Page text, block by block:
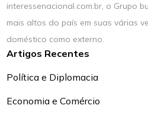
interessenacional.com.br, o Grupo
mais altos do país em suas várias
doméstico como externo.
Artigos Recentes
Política e Diplomacia
Economia e Comércio